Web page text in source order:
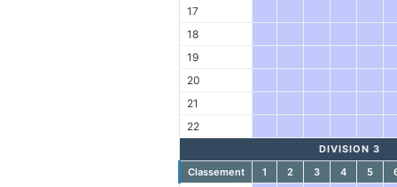
17
18
19
20
21
22
DIVISION 3
Classement
1 2 3 4 5